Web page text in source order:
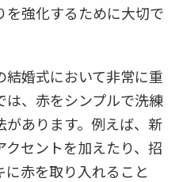
強化するために大切で
結婚式において非常に重
、赤をシンプルで洗練
があります。例えば、新
セントを加えたり、招
赤を取り入れること